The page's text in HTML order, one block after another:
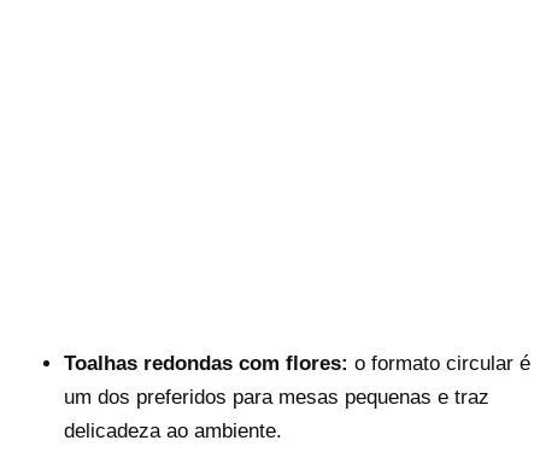
Toalhas redondas com flores: o formato circular é
um dos preferidos para mesas pequenas e traz
delicadeza ao ambiente.